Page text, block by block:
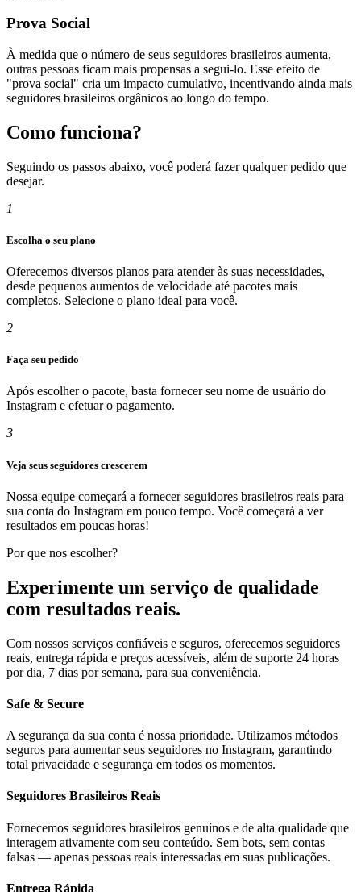
Prova Social
À medida que o número de seus seguidores brasileiros aumenta,
outras pessoas ficam mais propensas a segui-lo. Esse efeito de
"prova social" cria um impacto cumulativo, incentivando ainda mais
seguidores brasileiros orgânicos ao longo do tempo.
Como funciona?
Seguindo os passos abaixo, você poderá fazer qualquer pedido que
desejar.
1
Escolha o seu plano
Oferecemos diversos planos para atender às suas necessidades,
desde pequenos aumentos de velocidade até pacotes mais
completos. Selecione o plano ideal para você.
2
Faça seu pedido
Após escolher o pacote, basta fornecer seu nome de usuário do
Instagram e efetuar o pagamento.
3
Veja seus seguidores crescerem
Nossa equipe começará a fornecer seguidores brasileiros reais para
sua conta do Instagram em pouco tempo. Você começará a ver
resultados em poucas horas!
Por que nos escolher?
Experimente um serviço de qualidade
com resultados reais.
Com nossos serviços confiáveis ​​e seguros, oferecemos seguidores
reais, entrega rápida e preços acessíveis, além de suporte 24 horas
por dia, 7 dias por semana, para sua conveniência.
Safe & Secure
A segurança da sua conta é nossa prioridade. Utilizamos métodos
seguros para aumentar seus seguidores no Instagram, garantindo
total privacidade e segurança em todos os momentos.
Seguidores Brasileiros Reais
Fornecemos seguidores brasileiros genuínos e de alta qualidade que
interagem ativamente com seu conteúdo. Sem bots, sem contas
falsas — apenas pessoas reais interessadas em suas publicações.
Entrega Rápida